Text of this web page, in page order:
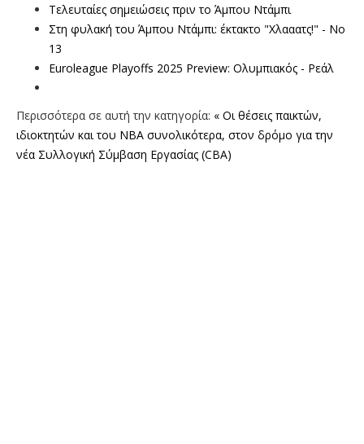
Τελευταίες σημειώσεις πριν το Άμπου Ντάμπι
Στη φυλακή του Άμπου Ντάμπι: έκτακτο "Χλααατς!" - Νο
13
Euroleague Playoffs 2025 Preview: Ολυμπιακός - Ρεάλ
Περισσότερα σε αυτή την κατηγορία: « Οι θέσεις παικτών,
ιδιοκτητών και του NBA συνολικότερα, στον δρόμο για την
νέα Συλλογική Σύμβαση Εργασίας (CBA)